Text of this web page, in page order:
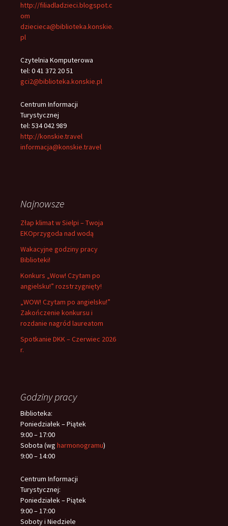
http://filiadladzieci.blogspot.c
om
dziecieca@biblioteka.konskie.
pl
Czytelnia Komputerowa
tel: 0 41 372 20 51
gci2@biblioteka.konskie.pl
Centrum Informacji
Turystycznej
tel: 534 042 989
http://konskie.travel
informacja@konskie.travel
Najnowsze
Złap klimat w Sielpi – Twoja
EKOprzygoda nad wodą
Wakacyjne godziny pracy
Biblioteki!
Konkurs „Wow! Czytam po
angielsku!” rozstrzygnięty!
„WOW! Czytam po angielsku!”
Zakończenie konkursu i
rozdanie nagród laureatom
Spotkanie DKK – Czerwiec 2026
r.
Godziny pracy
Biblioteka:
Poniedziałek – Piątek
9:00 – 17:00
Sobota (wg harmonogramu)
9:00 – 14:00
Centrum Informacji
Turystycznej:
Poniedziałek – Piątek
9:00 – 17:00
Soboty i Niedziele